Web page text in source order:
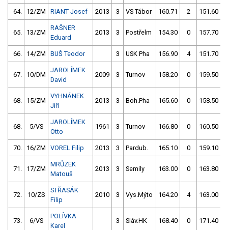
64. 12/ZM RIANT Josef 2013 3 VS Tábor 160.71 2 151.60
65. 13/ZM
RAŠNER
Eduard
2013 3 Postřelm 154.30 0 157.70
66. 14/ZM BUŠ Teodor 3 USK Pha 156.90 4 151.70
67. 10/DM
JAROLÍMEK
David
2009 3 Turnov 158.20 0 159.50
68. 15/ZM
VYHNÁNEK
Jiří
2013 3 Boh.Pha 165.60 0 158.50
68. 5/VS
JAROLÍMEK
Otto
1961 3 Turnov 166.80 0 160.50
70. 16/ZM VOREL Filip 2013 3 Pardub. 165.10 0 159.10
71. 17/ZM
MRŮZEK
Matouš
2013 3 Semily 163.00 0 163.80
72. 10/ZS
STŘASÁK
Filip
2010 3 Vys.Mýto 164.20 4 163.00
73. 6/VS
POLÍVKA
Karel
3 Sláv.HK 168.40 0 171.40